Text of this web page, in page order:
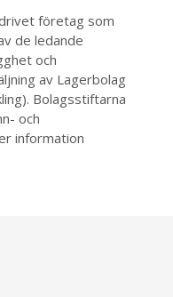
företag som
de ledande
och
av Lagerbolag
Bolagsstiftarna
och
information